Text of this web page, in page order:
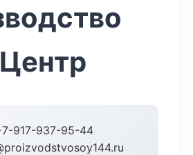
917-937-95-44